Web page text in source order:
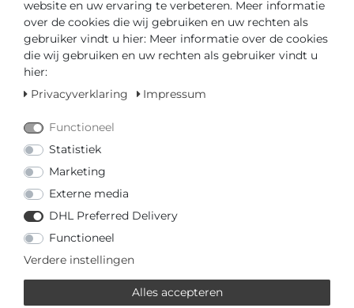
can use our contact formhereif you want more
information.
* incl. totaal Btw. excl.Verzendkosten
MEHR VON SEIKO PRESAGE
website en uw ervaring te verbeteren. Meer informatie
over de cookies die wij gebruiken en uw rechten als
gebruiker vindt u hier: Meer informatie over de cookies
die wij gebruiken en uw rechten als gebruiker vindt u
hier:
Privacyverklaring
Impressum
Functioneel
Statistiek
Marketing
Externe media
DHL Preferred Delivery
Functioneel
Verdere instellingen
Alles accepteren